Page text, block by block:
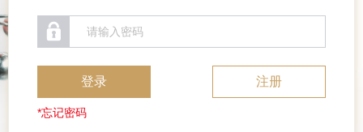

登录 注册
*忘记密码